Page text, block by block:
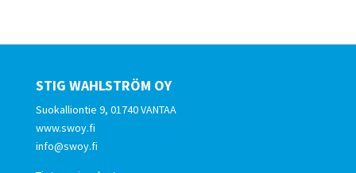
STIG WAHLSTRÖM OY
Suokalliontie 9, 01740 VANTAA
www.swoy.fi
info@swoy.fi